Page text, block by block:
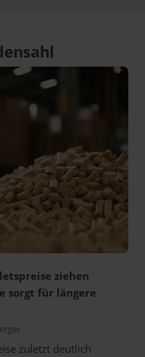
ziehen
sorgt für längere
zuletzt deutlich